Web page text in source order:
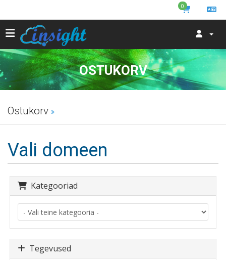
0
OSTUKORV
Ostukorv
Vali domeen
Kategooriad
Tegevused